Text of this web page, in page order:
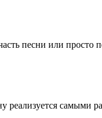
песни или просто
самыми